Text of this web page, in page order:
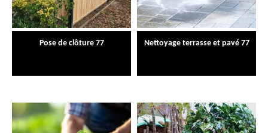
Pose de clôture 77 Nettoyage terrasse et pavé 77